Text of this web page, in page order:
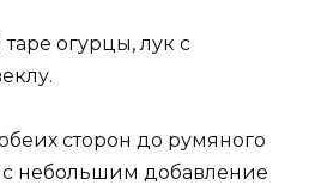
огурцы, лук с
сторон до румяного
с небольшим добавление